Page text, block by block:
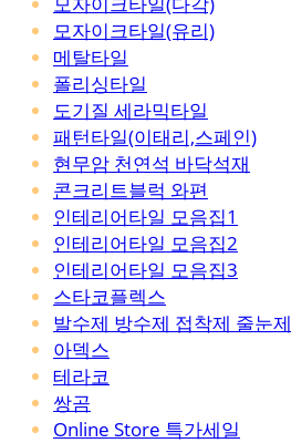
모자이크타일(유리)
메탈타일
폴리싱타일
도기질 세라믹타일
패턴타일(이태리,스페인)
현무암 천연석 바닥석재
콘크리트블럭 와편
인테리어타일 모음집1
인테리어타일 모음집2
인테리어타일 모음집3
스타코플렉스
발수제 방수제 접착제 줄눈제
아덱스
테라코
쌍곰
Online Store 특가세일